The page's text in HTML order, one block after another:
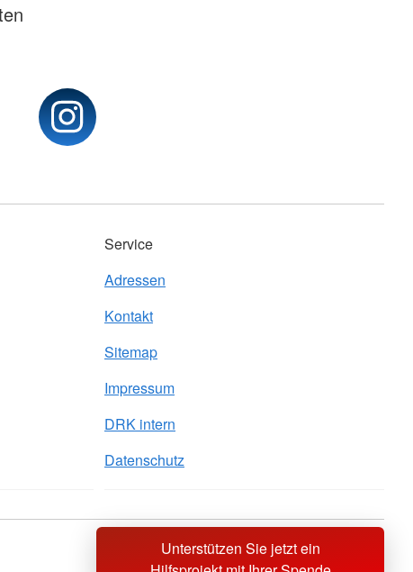
Unterstützen Sie jetzt ein
Service
Adressen
Kontakt
Sitemap
Impressum
DRK intern
Datenschutz
Sprache wechseln zu